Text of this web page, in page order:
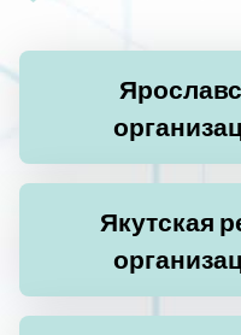
Якутская